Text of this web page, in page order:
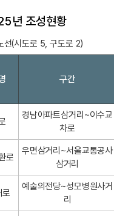
년 조성현황
선(시도로 5, 구도로 2)
구간
경남아파트삼거리~이수교
차로
로
우면삼거리~서울교통공사
삼거리
로
예술의전당~성모병원사거
리